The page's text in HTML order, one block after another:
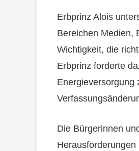
Erbprinz Alois
Bereichen Medien,
Wichtigkeit, die
Erbprinz forderte
Energieversorgung
Die Bürgerinnen